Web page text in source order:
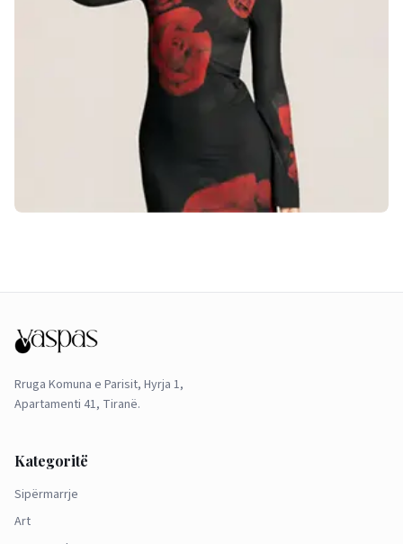
Rruga Komuna e Parisit, Hyrja 1,
Apartamenti 41, Tiranë.
Kategoritë
Sipërmarrje
Art